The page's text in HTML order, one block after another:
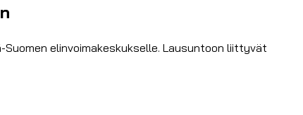
elinvoimakeskukselle. Lausuntoon liittyvät